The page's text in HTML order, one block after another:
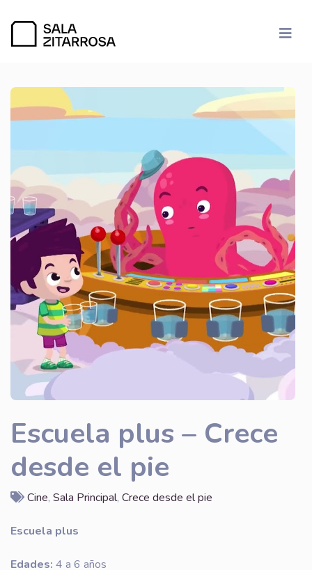
Escuela plus – Crece
desde el pie
Cine, Sala Principal, Crece desde el pie
Escuela plus
Edades: 4 a 6 años